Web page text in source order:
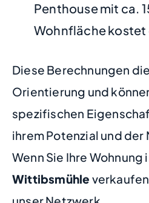
Penthouse mit ca.
Wohnfläche kostet
Diese Berechnungen
Orientierung und
spezifischen
ihrem Potenzial und
Wenn Sie Ihre Wohnung
Wittibsmühle